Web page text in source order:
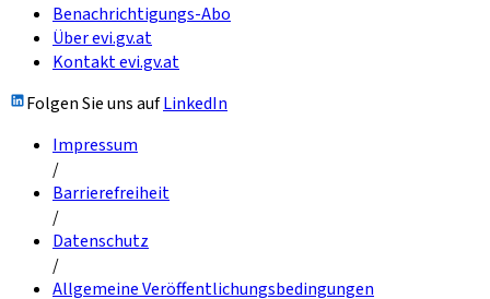
Benachrichtigungs-Abo
Über evi.gv.at
Kontakt evi.gv.at
Folgen Sie uns aufLinkedIn
Impressum
/
Barrierefreiheit
/
Datenschutz
/
Allgemeine Veröffentlichungsbedingungen